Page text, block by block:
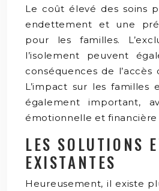
Le coût élevé des soins
endettement et une
pour les familles.
l’isolement peuvent
conséquences de l’accès
L’impact sur les familles
également important,
émotionnelle et financière
LES SOLUTIONS
EXISTANTES
Heureusement, il existe